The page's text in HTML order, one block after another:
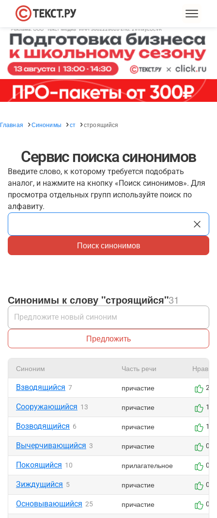
Главная Синонимы ст строящийся
Сервис поиска синонимов
Введите слово, к которому требуется подобрать
аналог, и нажмите на кнопку «Поиск синонимов». Для
просмотра отдельных групп используйте поиск по
алфавиту.
Поиск синонимов
Синонимы к слову "строящийся"31
Предложить
Синоним Часть речи
Взводящийся 7 причастие 2
Сооружающийся 13 причастие 1
Возводящийся 6 причастие 1
Вычерчивающийся 3 причастие 0
Покоящийся 10 прилагательное 0
Зиждущийся 5 причастие 0
Основывающийся 25 причастие 0